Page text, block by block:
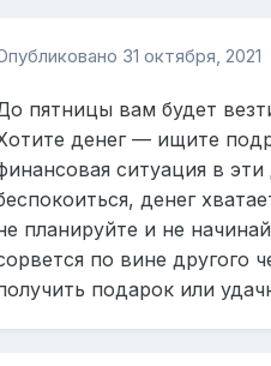
31 октября, 2021
пятницы вам будет
денег — ищите
ситуация в
денег
планируйте и не
по вине другого
подарок или